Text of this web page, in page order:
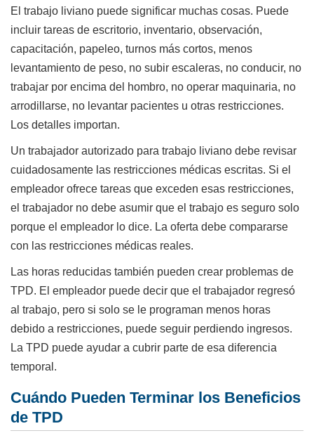
El trabajo liviano puede significar muchas cosas. Puede
incluir tareas de escritorio, inventario, observación,
capacitación, papeleo, turnos más cortos, menos
levantamiento de peso, no subir escaleras, no conducir, no
trabajar por encima del hombro, no operar maquinaria, no
arrodillarse, no levantar pacientes u otras restricciones.
Los detalles importan.
Un trabajador autorizado para trabajo liviano debe revisar
cuidadosamente las restricciones médicas escritas. Si el
empleador ofrece tareas que exceden esas restricciones,
el trabajador no debe asumir que el trabajo es seguro solo
porque el empleador lo dice. La oferta debe compararse
con las restricciones médicas reales.
Las horas reducidas también pueden crear problemas de
TPD. El empleador puede decir que el trabajador regresó
al trabajo, pero si solo se le programan menos horas
debido a restricciones, puede seguir perdiendo ingresos.
La TPD puede ayudar a cubrir parte de esa diferencia
temporal.
Cuándo Pueden Terminar los Beneficios
de TPD